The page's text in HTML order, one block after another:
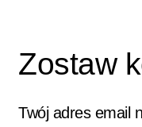
Zostaw
Twój adres email